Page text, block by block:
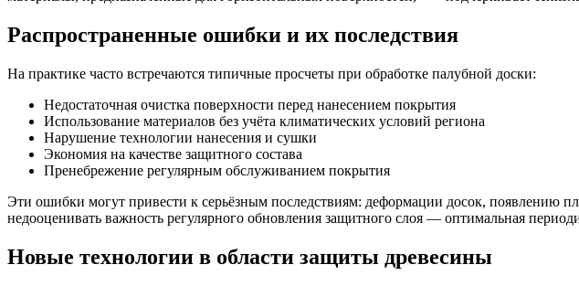
Распространенные ошибки и их последствия
На практике часто встречаются типичные просчеты при обработке палубной доски:
Недостаточная очистка поверхности перед нанесением покрытия
Использование материалов без учёта климатических условий региона
Нарушение технологии нанесения и сушки
Экономия на качестве защитного состава
Пренебрежение регулярным обслуживанием покрытия
Эти ошибки могут привести к серьёзным последствиям: деформации досок, появлению
недооценивать важность регулярного обновления защитного слоя — оптимальная
Новые технологии в области защиты древесины